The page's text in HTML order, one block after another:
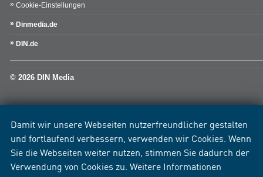
Damit wir unsere Webseiten nutzerfreundlicher gestalten
und fortlaufend verbessern, verwenden wir Cookies. Wenn
Sie die Webseiten weiter nutzen, stimmen Sie dadurch der
Verwendung von Cookies zu. Weitere Informationen
Cookie-Einstellungen
Dinmedia.de
DIN.de
© 2026 DIN Media